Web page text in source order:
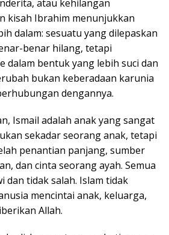
atau kehilangan
kisah Ibrahim menunjukkan
dalam: sesuatu yang dilepaskan
benar hilang, tetapi
dalam bentuk yang lebih suci dan
bukan keberadaan karunia
dengannya.
Ismail adalah anak yang sangat
sekadar seorang anak, tetapi
penantian panjang, sumber
dan cinta seorang ayah. Semua
dan tidak salah. Islam tidak
mencintai anak, keluarga,
Allah.